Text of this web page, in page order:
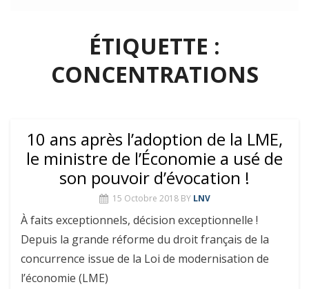
ÉTIQUETTE :
CONCENTRATIONS
10 ans après l’adoption de la LME,
le ministre de l’Économie a usé de
son pouvoir d’évocation !
15 Octobre 2018 BY LNV
À faits exceptionnels, décision exceptionnelle !
Depuis la grande réforme du droit français de la
concurrence issue de la Loi de modernisation de
l’économie (LME)